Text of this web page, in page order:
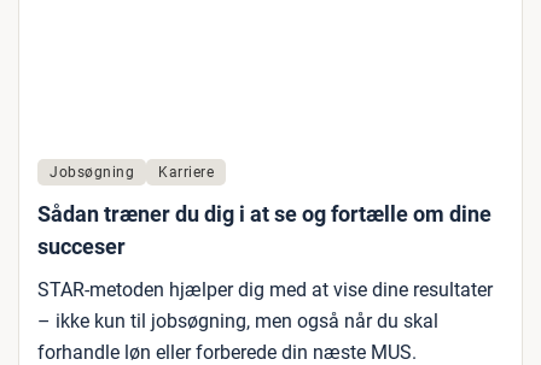
Jobsøgning Karriere
Sådan træner du dig i at se og fortælle om dine
succeser
STAR-metoden hjælper dig med at vise dine resultater
– ikke kun til jobsøgning, men også når du skal
forhandle løn eller forberede din næste MUS.